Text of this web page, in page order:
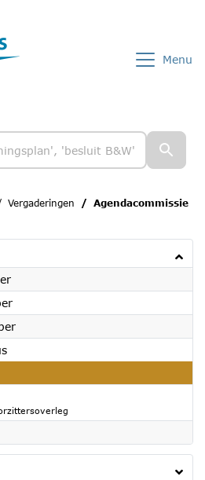
Menu
Vergaderingen Agendacommissie
2026
2026
2026
2026